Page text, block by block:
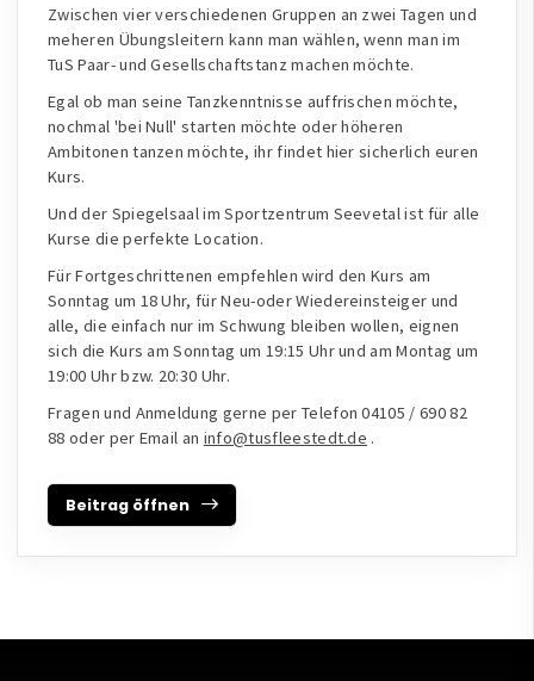
Zwischen vier verschiedenen Gruppen an zwei Tagen und
meheren Übungsleitern kann man wählen, wenn man im
TuS Paar- und Gesellschaftstanz machen möchte.
Egal ob man seine Tanzkenntnisse auffrischen möchte,
nochmal 'bei Null' starten möchte oder höheren
Ambitonen tanzen möchte, ihr findet hier sicherlich euren
Kurs.
Und der Spiegelsaal im Sportzentrum Seevetal ist für alle
Kurse die perfekte Location.
Für Fortgeschrittenen empfehlen wird den Kurs am
Sonntag um 18 Uhr, für Neu-oder Wiedereinsteiger und
alle, die einfach nur im Schwung bleiben wollen, eignen
sich die Kurs am Sonntag um 19:15 Uhr und am Montag um
19:00 Uhr bzw. 20:30 Uhr.
Fragen und Anmeldung gerne per Telefon 04105 / 690 82
88 oder per Email an info@tusfleestedt.de .
Beitrag öffnen